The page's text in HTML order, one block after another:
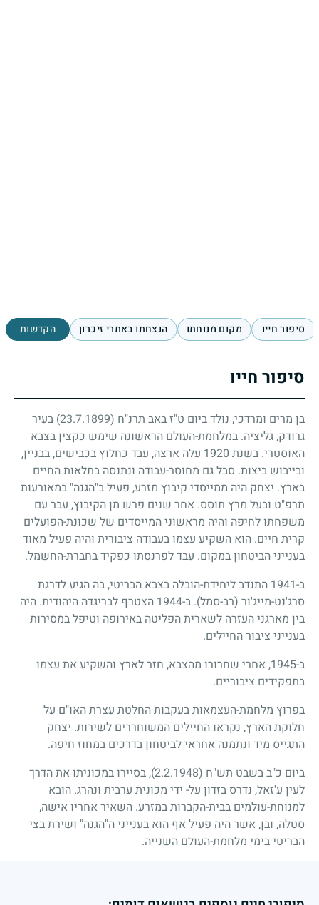
סיפור חייו מקום מנוחתו הנצחתו באתרי זיכרון הקדשות
סיפור חייו
בן מרים ומרדכי, נולד ביום ט"ז באב תרנ"ח (23.7.1899)
בעיר
גרודק, גליציה. במלחמת-העולם הראשונה שימש כקצין בצבא
האוסטרי. בשנת 1920 עלה ארצה, עבד כחלוץ בכבישים, בבניין,
ובייבוש ביצות. סבל גם מחוסר-עבודה ונתנסה בתלאות החיים
בארץ. יצחק היה ממייסדי קיבוץ מזרע, פעיל ב"הגנה" במאורעות
תרפ"ט ובעל מרץ תוסס. אחר שנים פרש מן הקיבוץ, עבר עם
משפחתו לחיפה והיה מראשוני המייסדים של שכונת-הפועלים
קרית חיים. הוא השקיע עצמו בעבודה ציבורית והיה פעיל מאוד
בענייני הביטחון במקום. עבד לפרנסתו כפקיד בחברת-החשמל.
ב-1941 התנדב ליחידת-הובלה בצבא הבריטי, בה הגיע לדרגת
סרג'נט-מייג'ור (רב-סמל). ב-1944 הצטרף לבריגדה היהודית. היה
בין מארגני העזרה לשארית הפליטה באירופה וטיפל במסירות
בענייני ציבור החיילים.
ב-1945, אחרי שחרורו מהצבא, חזר לארץ והשקיע את עצמו
בתפקידים ציבוריים.
בפרוץ מלחמת-העצמאות בעקבות החלטת עצרת האו"ם על
חלוקת הארץ, נקראו החיילים המשוחררים לשירות. יצחק
התגייס מיד ונתמנה אחראי לביטחון בדרכים במחוז חיפה.
ביום כ"ב בשבט תש"ח (2.2.1948)
, בסיירו במכוניתו את הדרך
לעין ע'זאל, נדרס בזדון על- ידי מכונית ערבית ונהרג. הובא
למנוחת-עולמים בבית-הקברות במזרע. השאיר אחריו אישה,
סטלה, ובן, אשר היה פעיל אף הוא בענייני ה"הגנה" ושירת בצי
הבריטי בימי מלחמת-העולם השנייה.